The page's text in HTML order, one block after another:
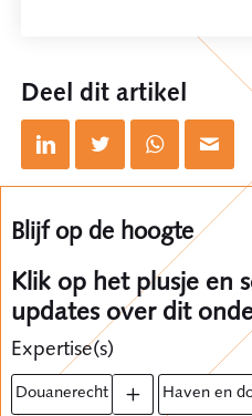
Deel dit artikel
Blijf op de hoogte
Klik op het plusje en
updates over dit
Expertise(s)
douanerecht haven en